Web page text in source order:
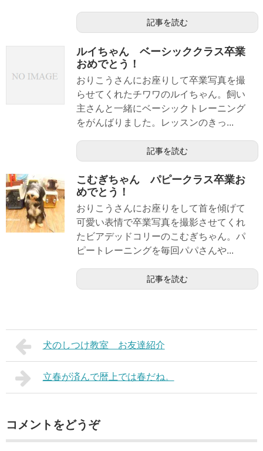
記事を読む
ルイちゃん ベーシッククラス卒業
おめでとう！
おりこうさんにお座りして卒業写真を撮
らせてくれたチワワのルイちゃん。飼い
主さんと一緒にベーシックトレーニング
をがんばりました。レッスンのきっ...
記事を読む
こむぎちゃん パピークラス卒業お
めでとう！
おりこうさんにお座りをして首を傾げて
可愛い表情で卒業写真を撮影させてくれ
たビアデッドコリーのこむぎちゃん。パ
ピートレーニングを毎回パパさんや...
記事を読む
犬のしつけ教室 お友達紹介
立春が済んで暦上では春だね。
コメントをどうぞ